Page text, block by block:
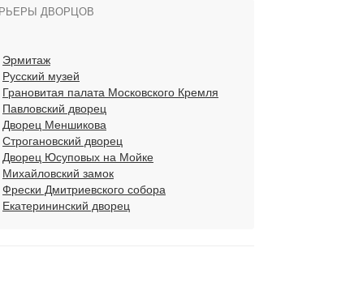
ДВОРЦОВ
Эрмитаж
Русский музей
Грановитая палата Московского Кремля
Павловский дворец
Дворец Меншикова
Строгановский дворец
Дворец Юсуповых на Мойке
Михайловский замок
Фрески Дмитриевского собора
Екатерининский дворец